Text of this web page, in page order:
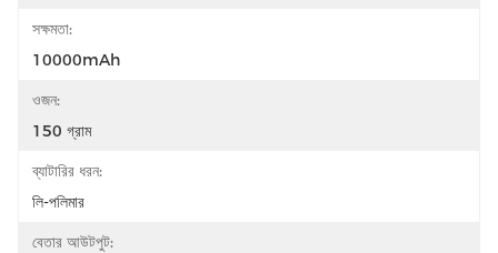
সক্ষমতা:
10000mAh
ওজন:
150 গ্রাম
ব্যাটারির ধরন:
লি-পলিমার
বেতার আউটপুট: